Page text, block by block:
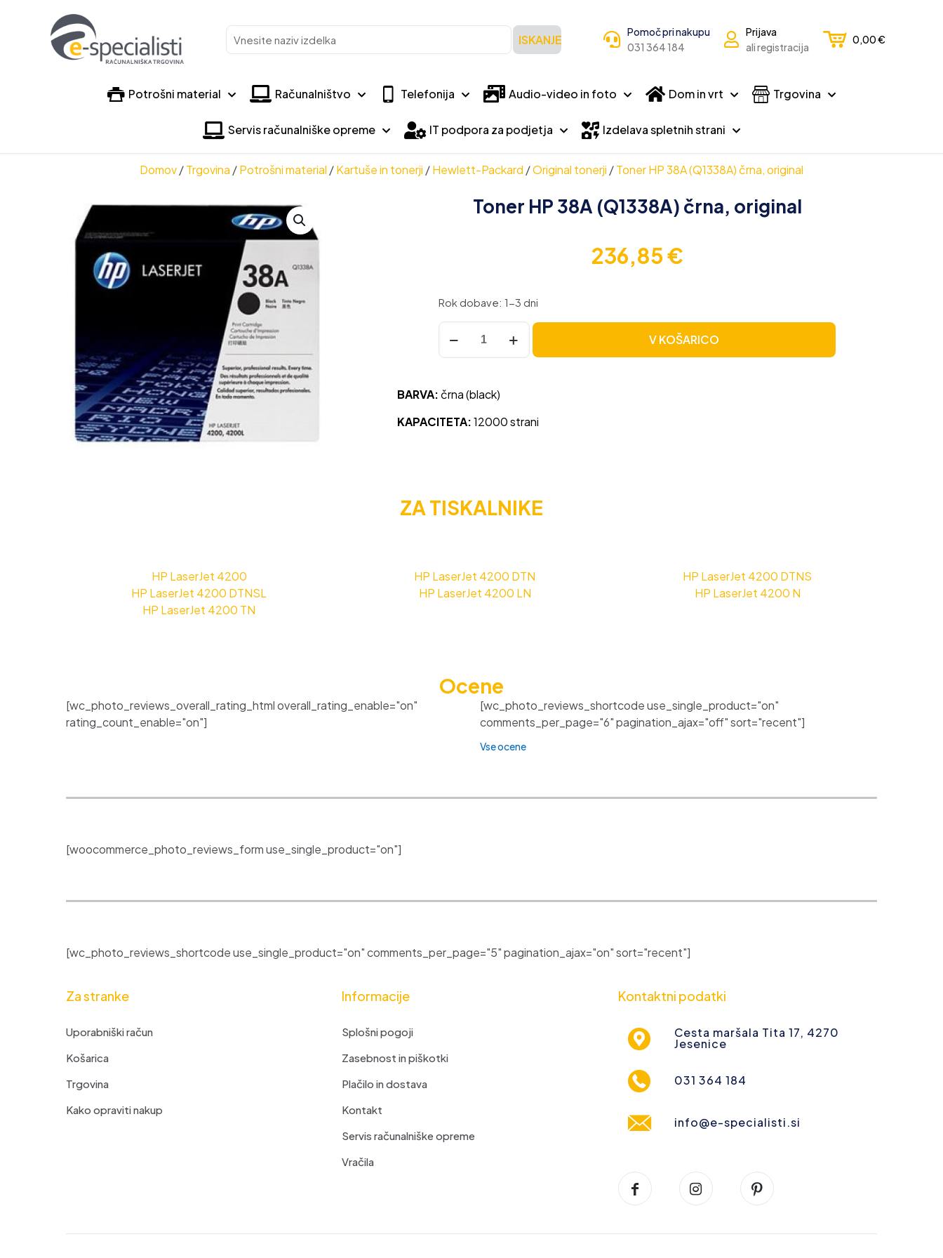
Vnesite
naziv
ISKANJE
Pomoč pri nakupu
031 364 184
Prijava
ali registracija
0,00€
Potrošni material Računalništvo Telefonija Audio-video in foto Dom in vrt Trgovina
Servis računalniške opreme IT podpora za podjetja Izdelava spletnih strani
Domov/Trgovina /Potrošni material /Kartuše in tonerji /Hewlett-Packard /Original tonerji /Toner HP 38A (Q1338A) črna, original
Toner HP 38A (Q1338A) črna, original
236,85€
Rok dobave: 1-3 dni
Toner
HP
38A
črna,
količina
V KOŠARICO
BARVA: črna (black)
KAPACITETA:12000 strani
ZA TISKALNIKE
HP LaserJet 4200 HP LaserJet 4200 DTN
HP LaserJet 4200 DTNS
HP LaserJet 4200 DTNSL
HP LaserJet 4200 LN
HP LaserJet 4200 N
HP LaserJet 4200 TN
Ocene
[wc_photo_reviews_overall_rating_html overall_rating_enable="on"
rating_count_enable="on"]
[wc_photo_reviews_shortcode use_single_product="on"
comments_per_page="6" pagination_ajax="off" sort="recent"]
Vse ocene
[woocommerce_photo_reviews_form use_single_product="on"]
[wc_photo_reviews_shortcode use_single_product="on" comments_per_page="5" pagination_ajax="on" sort="recent"]
Za stranke
Uporabniški račun
Košarica
Trgovina
Kako opraviti nakup
Informacije
Splošni pogoji
Zasebnost in piškotki
Plačilo in dostava
Kontakt
Servis računalniške opreme
Vračila
Kontaktni podatki
Cesta maršala Tita 17, 4270
Jesenice
031 364 184
info@e-specialisti.si